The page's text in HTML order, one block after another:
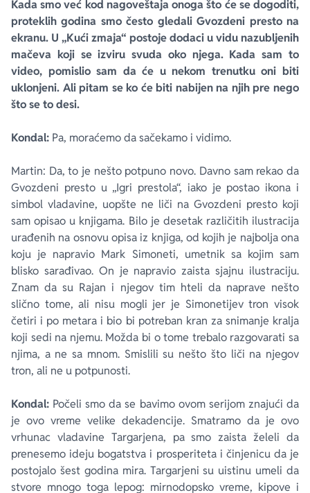
Kada smo već kod nagoveštaja onoga što će se dogoditi,
proteklih godina smo često gledali Gvozdeni presto na
ekranu. U „Kući zmaja“ postoje dodaci u vidu nazubljenih
mačeva koji se izviru svuda oko njega. Kada sam to
video, pomislio sam da će u nekom trenutku oni biti
uklonjeni. Ali pitam se ko će biti nabijen na njih pre nego
što se to desi.
Kondal: Pa, moraćemo da sačekamo i vidimo.
Martin: Da, to je nešto potpuno novo. Davno sam rekao da
Gvozdeni presto u „Igri prestola“, iako je postao ikona i
simbol vladavine, uopšte ne liči na Gvozdeni presto koji
sam opisao u knjigama. Bilo je desetak različitih ilustracija
urađenih na osnovu opisa iz knjiga, od kojih je najbolja ona
koju je napravio Mark Simoneti, umetnik sa kojim sam
blisko sarađivao. On je napravio zaista sjajnu ilustraciju.
Znam da su Rajan i njegov tim hteli da naprave nešto
slično tome, ali nisu mogli jer je Simonetijev tron visok
četiri i po metara i bio bi potreban kran za snimanje kralja
koji sedi na njemu. Možda bi o tome trebalo razgovarati sa
njima, a ne sa mnom. Smislili su nešto što liči na njegov
tron, ali ne u potpunosti.
Kondal: Počeli smo da se bavimo ovom serijom znajući da
je ovo vreme velike dekadencije. Smatramo da je ovo
vrhunac vladavine Targarjena, pa smo zaista želeli da
prenesemo ideju bogatstva i prosperiteta i činjenicu da je
postojalo šest godina mira. Targarjeni su uistinu umeli da
stvore mnogo toga lepog: mirnodopsko vreme, kipove i